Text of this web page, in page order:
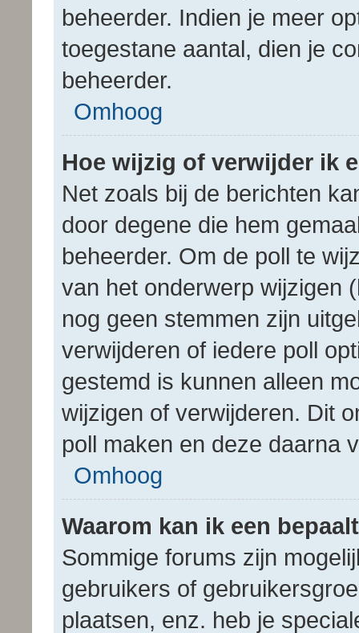
beheerder. Indien je meer
toegestane aantal, dien je
beheerder.
Omhoog
Hoe wijzig of verwijder ik
Net zoals bij de berichten
door degene die hem
beheerder. Om de poll te
van het onderwerp wijzigen
nog geen stemmen zijn
verwijderen of iedere poll
gestemd is kunnen alleen
wijzigen of verwijderen. Dit
poll maken en deze daarna
Omhoog
Waarom kan ik een
Sommige forums zijn
gebruikers of
plaatsen, enz. heb je